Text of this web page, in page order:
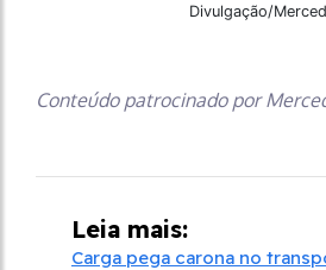
Divulgação/
Conteúdo patrocinado por
Leia mais:
Carga pega carona no